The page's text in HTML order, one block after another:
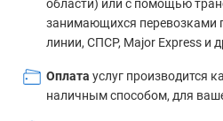
области) или с помощью
занимающихся перевозками
линии, СПСР, Major Express и
Оплата услуг производится
наличным способом, для